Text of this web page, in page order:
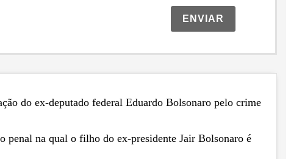
ENVIAR
do ex-deputado federal Eduardo Bolsonaro pelo crime
penal na qual o filho do ex-presidente Jair Bolsonaro é